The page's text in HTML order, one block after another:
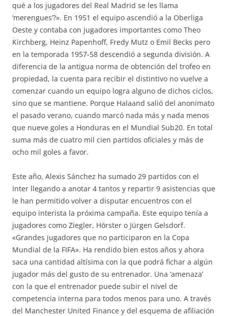
qué a los jugadores del Real Madrid se les llama
‘merengues’?». En 1951 el equipo ascendió a la Oberliga
Oeste y contaba con jugadores importantes como Theo
Kirchberg, Heinz Papenhoff, Fredy Mutz o Emil Becks pero
en la temporada 1957-58 descendió a segunda división. A
diferencia de la antigua norma de obtención del trofeo en
propiedad, la cuenta para recibir el distintivo no vuelve a
comenzar cuando un equipo logra alguno de dichos ciclos,
sino que se mantiene. Porque Halaand salió del anonimato
el pasado verano, cuando marcó nada más y nada menos
que nueve goles a Honduras en el Mundial Sub20. En total
suma más de cuatro mil cien partidos oficiales y más de
ocho mil goles a favor.
Este año, Alexis Sánchez ha sumado 29 partidos con el
Inter llegando a anotar 4 tantos y repartir 9 asistencias que
le han permitido volver a disputar encuentros con el
equipo interista la próxima campaña. Este equipo tenía a
jugadores como Ziegler, Hörster o Jürgen Gelsdorf.
«Grandes jugadores que no participaron en la Copa
Mundial de la FIFA». Ha rendido bien estos años y ahora
saca una cantidad altísima con la que podrá fichar a algún
jugador más del gusto de su entrenador. Una ‘amenaza’
con la que el entrenador puede subir el nivel de
competencia interna para todos menos para uno. A través
del Manchester United Finance y del esquema de afiliación